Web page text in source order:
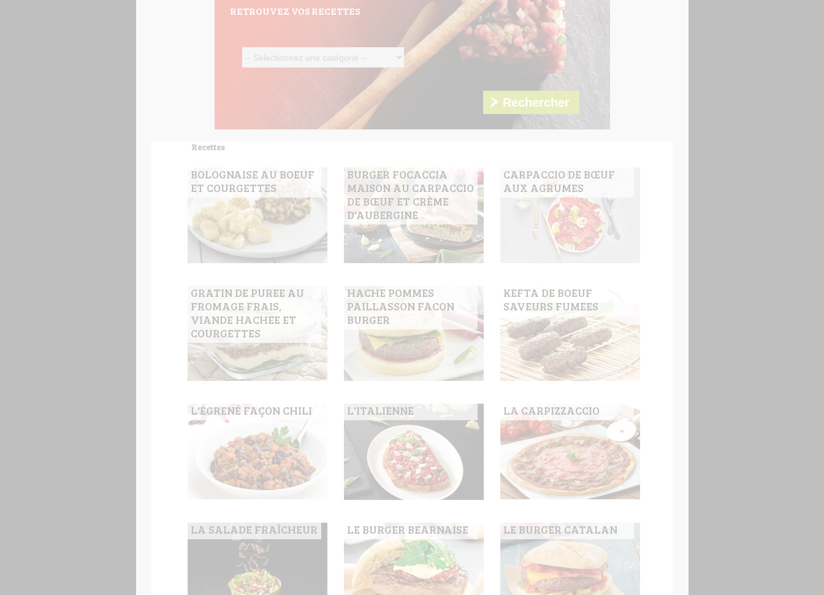
RETROUVEZ VOS RECETTES
Recettes
BOLOGNAISE AU BOEUF
ET COURGETTES
BURGER FOCACCIA
MAISON AU CARPACCIO
DE BŒUF ET CRÈME
D'AUBERGINE
CARPACCIO DE BŒUF
AUX AGRUMES
GRATIN DE PUREE AU
FROMAGE FRAIS,
VIANDE HACHEE ET
COURGETTES
HACHE POMMES
PAILLASSON FACON
BURGER
KEFTA DE BOEUF
SAVEURS FUMEES
L'ÉGRENÉ FAÇON CHILI L'ITALIENNE LA CARPIZZACCIO
LA SALADE FRAÎCHEUR LE BURGER BEARNAISE LE BURGER CATALAN